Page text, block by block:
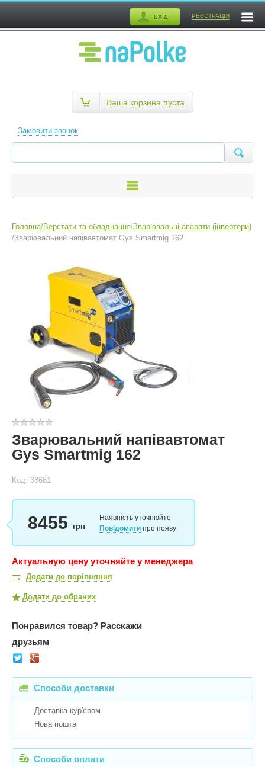
ВХІД РЕЄСТРАЦІЯ
Замовити звонок
Ваша корзина пуста
Головна/Верстати та обладнання/Зварювальні апарати (інвертори)
/Зварювальний напівавтомат Gys Smartmig 162
Зварювальний напівавтомат
Gys Smartmig 162
Код: 38681
8455 грн
Наявність уточнюйте
Повідомити про появу
Актуальную цену уточняйте у менеджера
Додати до порівняння
Додати до обраних
Понравился товар? Расскажи
друзьям
Способи доставки
Доставка кур'єром
Нова пошта
Способи оплати